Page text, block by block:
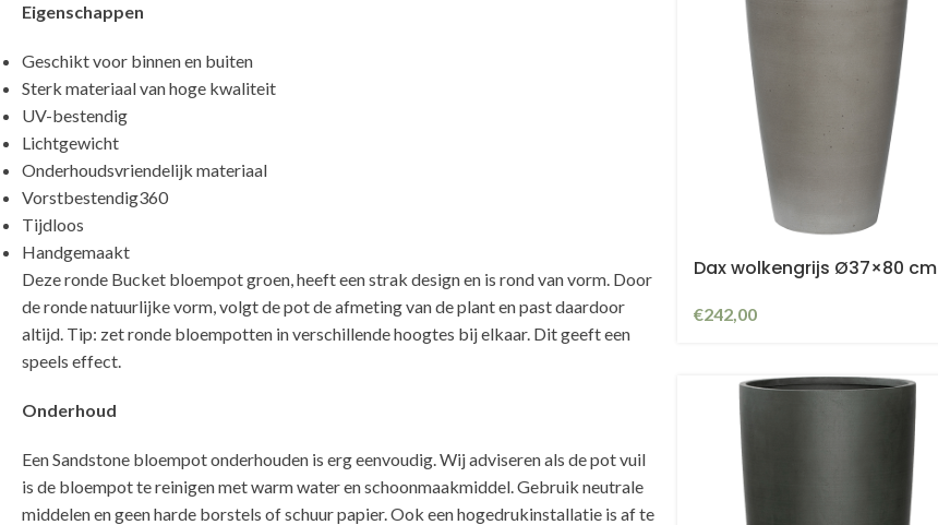
Eigenschappen
Geschikt voor binnen en buiten
Sterk materiaal van hoge kwaliteit
UV-bestendig
Lichtgewicht
Onderhoudsvriendelijk materiaal
Vorstbestendig360
Tijdloos
Handgemaakt
Deze ronde Bucket bloempot groen, heeft een strak design en is rond van vorm. Door
de ronde natuurlijke vorm, volgt de pot de afmeting van de plant en past daardoor
altijd. Tip: zet ronde bloempotten in verschillende hoogtes bij elkaar. Dit geeft een
speels effect.
Onderhoud
Een Sandstone bloempot onderhouden is erg eenvoudig. Wij adviseren als de pot vuil
is de bloempot te reinigen met warm water en schoonmaakmiddel. Gebruik neutrale
middelen en geen harde borstels of schuur papier. Ook een hogedrukinstallatie is af te
Dax wolkengrijs Ø37×80 cm
€242,00